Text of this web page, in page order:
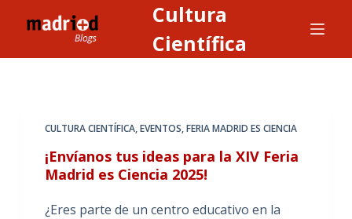
l
Cultura
Científica
CULTURA CIENTÍFICA,EVENTOS,FERIA MADRID ES CIENCIA
¡Envíanos tus ideas para la XIV Feria
Madrid es Ciencia 2025!
¿Eres parte de un centro educativo en la